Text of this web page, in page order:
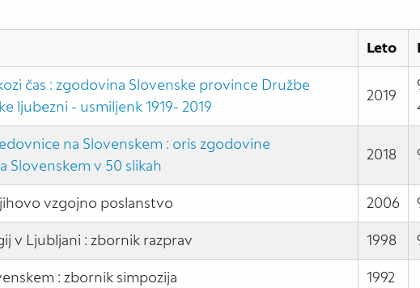
Leto
čas : zgodovina Slovenske province Družbe
ljubezni - usmiljenk 1919- 2019
2019
na Slovenskem : oris zgodovine
Slovenskem v 50 slikah
2018
vzgojno poslanstvo 2006
v Ljubljani : zbornik razprav 1998
: zbornik simpozija 1992